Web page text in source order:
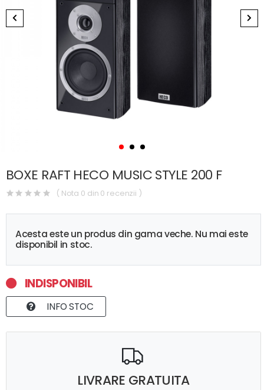
BOXE RAFT HECO MUSIC STYLE 200 F
( Nota 0 din 0 recenzii )
Acesta este un produs din gama veche. Nu mai este
disponibil in stoc.
INDISPONIBIL
INFO STOC
LIVRARE GRATUITA